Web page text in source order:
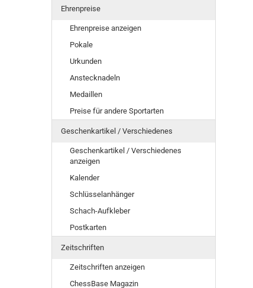
Ehrenpreise
Ehrenpreise anzeigen
Pokale
Urkunden
Anstecknadeln
Medaillen
Preise für andere Sportarten
Geschenkartikel / Verschiedenes
Geschenkartikel / Verschiedenes
anzeigen
Kalender
Schlüsselanhänger
Schach-Aufkleber
Postkarten
Zeitschriften
Zeitschriften anzeigen
ChessBase Magazin